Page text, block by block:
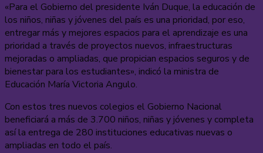
«Para el Gobierno del presidente Iván Duque, la educación de
los niños, niñas y jóvenes del país es una prioridad, por eso,
entregar más y mejores espacios para el aprendizaje es una
prioridad a través de proyectos nuevos, infraestructuras
mejoradas o ampliadas, que propician espacios seguros y de
bienestar para los estudiantes», indicó la ministra de
Educación María Victoria Angulo.
Con estos tres nuevos colegios el Gobierno Nacional
beneficiará a más de 3.700 niños, niñas y jóvenes y completa
así la entrega de 280 instituciones educativas nuevas o
ampliadas en todo el país.